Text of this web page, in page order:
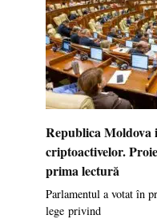
Republica
criptoactivelor.
prima lectură
Parlamentul a votat în
lege privind